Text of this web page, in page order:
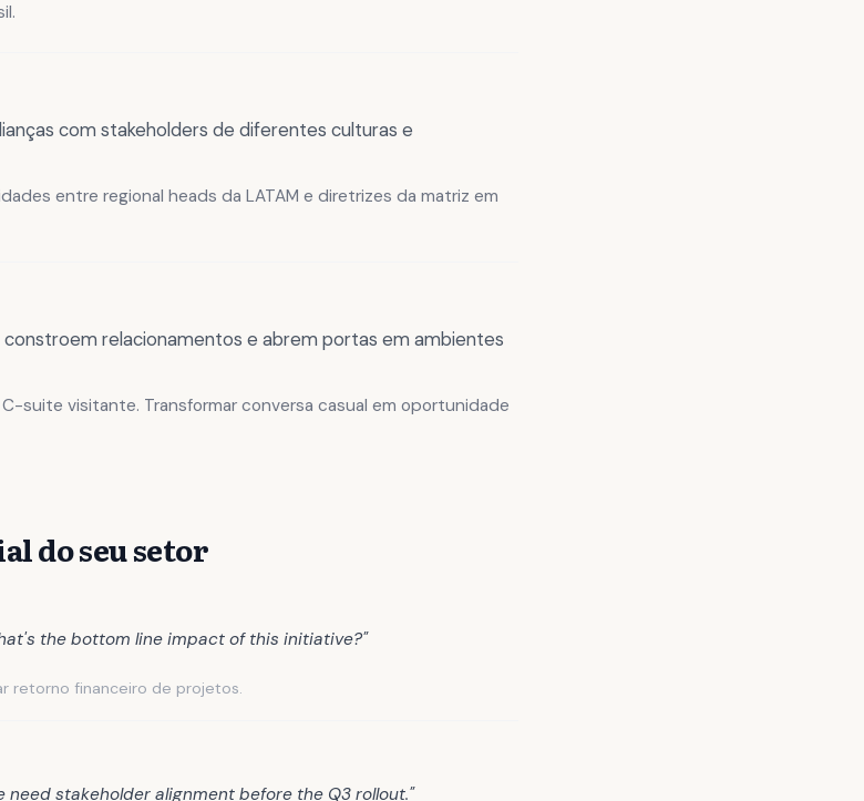
com stakeholders de diferentes culturas e
entre regional heads da LATAM e diretrizes da matriz em
constroem relacionamentos e abrem portas em ambientes
suite visitante. Transformar conversa casual em oportunidade
do seu setor
the bottom line impact of this initiative?"
retorno financeiro de projetos.
need stakeholder alignment before the Q3 rollout."